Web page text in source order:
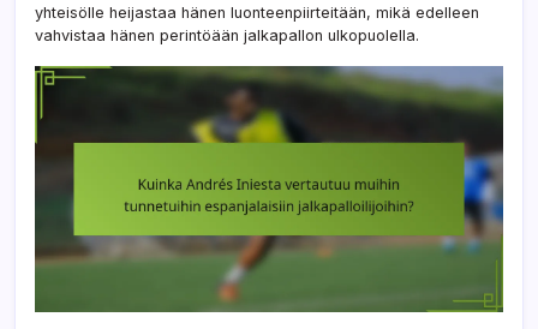
yhteisölle heijastaa hänen luonteenpiirteitään, mikä edelleen
vahvistaa hänen perintöään jalkapallon ulkopuolella.